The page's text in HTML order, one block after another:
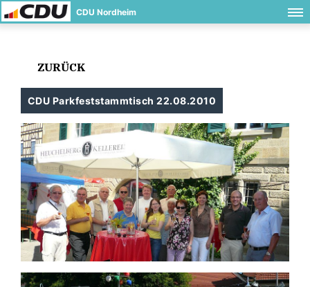
CDU Nordheim
ZURÜCK
CDU Parkfeststammtisch 22.08.2010